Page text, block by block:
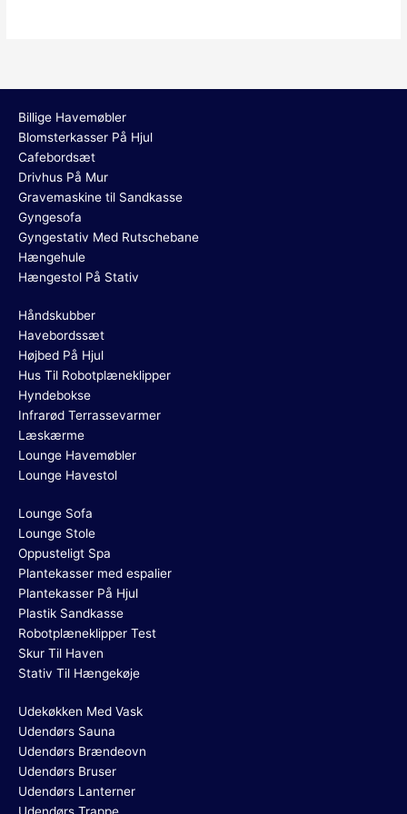
Billige Havemøbler
Blomsterkasser På Hjul
Cafebordsæt
Drivhus På Mur
Gravemaskine til Sandkasse
Gyngesofa
Gyngestativ Med Rutschebane
Hængehule
Hængestol På Stativ
Håndskubber
Havebordssæt
Højbed På Hjul
Hus Til Robotplæneklipper
Hyndebokse
Infrarød Terrassevarmer
Læskærme
Lounge Havemøbler
Lounge Havestol
Lounge Sofa
Lounge Stole
Oppusteligt Spa
Plantekasser med espalier
Plantekasser På Hjul
Plastik Sandkasse
Robotplæneklipper Test
Skur Til Haven
Stativ Til Hængekøje
Udekøkken Med Vask
Udendørs Sauna
Udendørs Brændeovn
Udendørs Bruser
Udendørs Lanterner